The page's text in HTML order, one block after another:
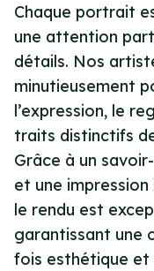
Chaque portrait
une attention
détails. Nos
minutieusement
l’expression, le
traits distinctifs
Grâce à un
et une
le rendu est
garantissant une
fois esthétique et